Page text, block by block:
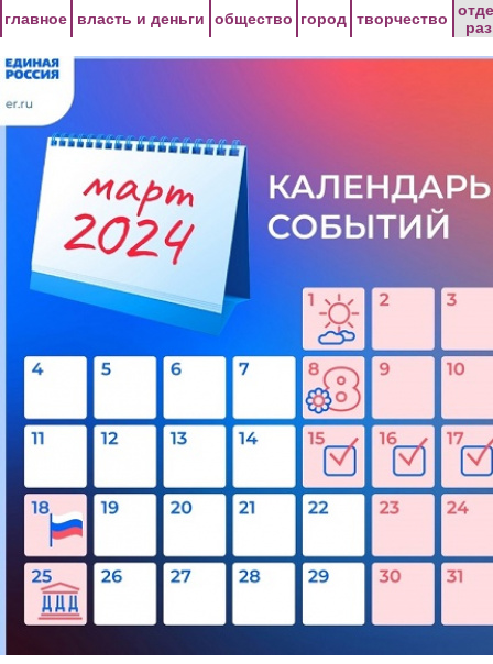
главное власть и деньги общество город творчество